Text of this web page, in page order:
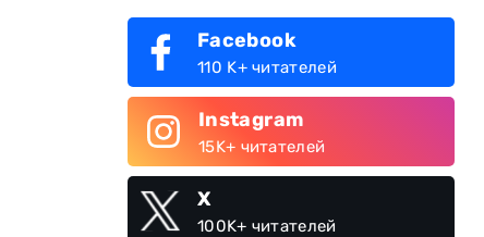
Facebook
110 K+ читателей
Instagram
15K+ читателей
X
100K+ читателей